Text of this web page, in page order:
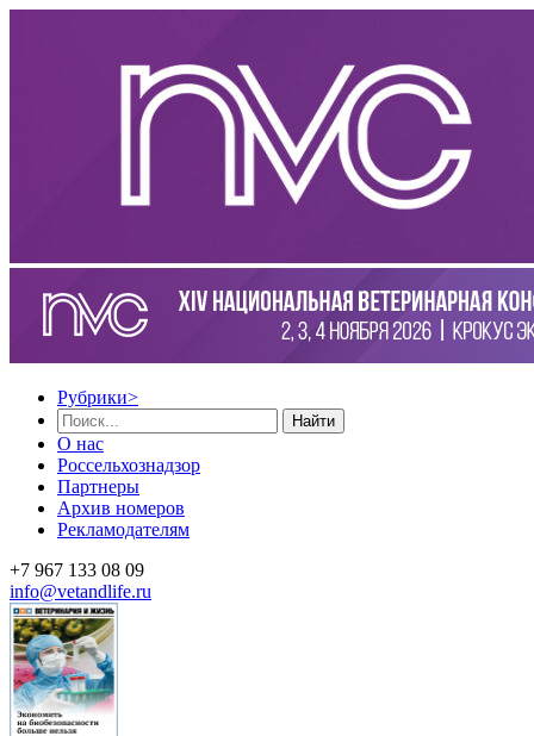
Рубрики>
Найти
О нас
Россельхознадзор
Партнеры
Архив номеров
Рекламодателям
+7 967 133 08 09
info@vetandlife.ru